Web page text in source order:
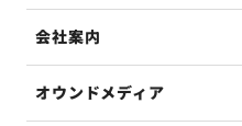
会社案内
オウンドメディア